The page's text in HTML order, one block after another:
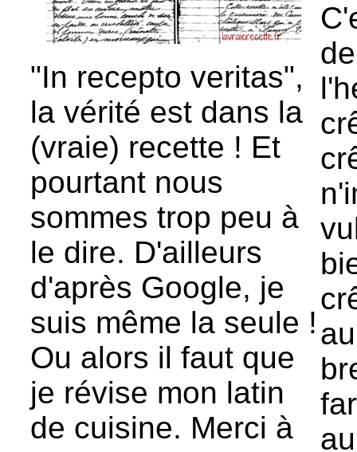
"In recepto veritas",
la vérité est dans la
(vraie) recette ! Et
pourtant nous
sommes trop peu à
le dire. D'ailleurs
d'après Google, je
suis même la seule !
Ou alors il faut que
je révise mon latin
de cuisine. Merci à